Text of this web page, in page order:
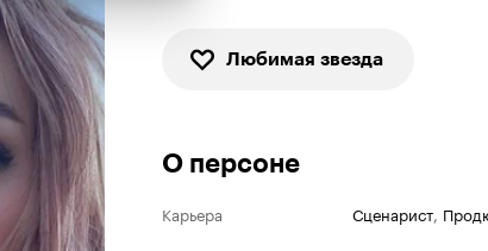
Любимая звезда
О персоне
Карьера Сценарист,